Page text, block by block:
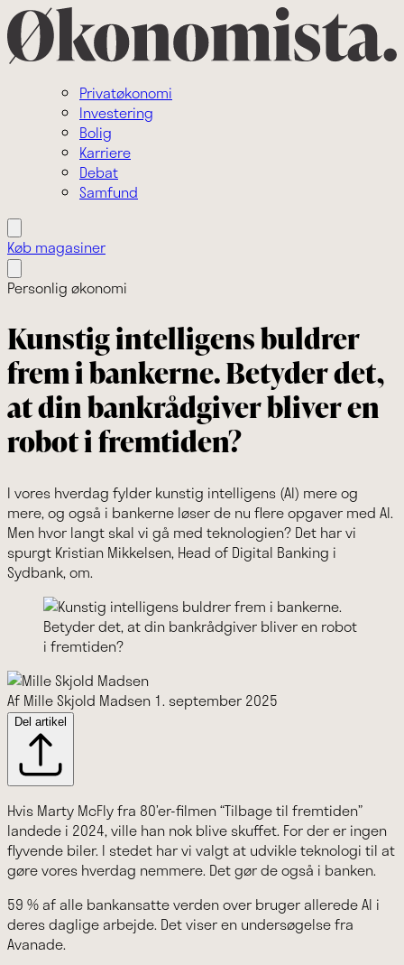
Privatøkonomi
Investering
Bolig
Karriere
Debat
Samfund
Køb magasiner
Personlig økonomi
Kunstig intelligens buldrer
frem i bankerne. Betyder det,
at din bankrådgiver bliver en
robot i fremtiden?
I vores hverdag fylder kunstig intelligens (AI) mere og
mere, og også i bankerne løser de nu flere opgaver med AI.
Men hvor langt skal vi gå med teknologien? Det har vi
spurgt Kristian Mikkelsen, Head of Digital Banking i
Sydbank, om.
Af Mille Skjold Madsen 1. september 2025
Del artikel
Hvis Marty McFly fra 80’er-filmen “Tilbage til fremtiden”
landede i 2024, ville han nok blive skuffet. For der er ingen
flyvende biler. I stedet har vi valgt at udvikle teknologi til at
gøre vores hverdag nemmere. Det gør de også i banken.
59 % af alle bankansatte verden over bruger allerede AI i
deres daglige arbejde. Det viser en undersøgelse fra
Avanade.